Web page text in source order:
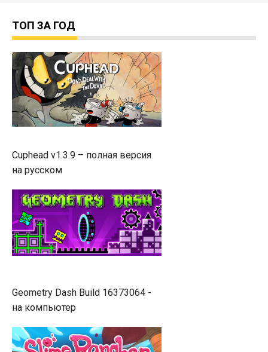
ТОП ЗА ГОД
Cuphead v1.3.9 – полная версия
на русском
Geometry Dash Build 16373064 -
на компьютер